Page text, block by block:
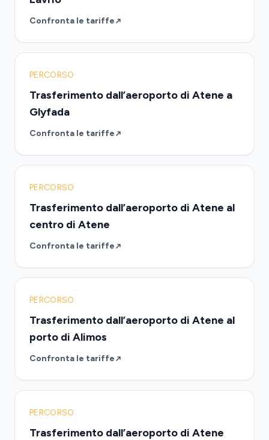
Confronta le tariffe
PERCORSO
Trasferimento dall’aeroporto di Atene a
Glyfada
Confronta le tariffe
PERCORSO
Trasferimento dall’aeroporto di Atene al
centro di Atene
Confronta le tariffe
PERCORSO
Trasferimento dall’aeroporto di Atene al
porto di Alimos
Confronta le tariffe
PERCORSO
Trasferimento dall’aeroporto di Atene